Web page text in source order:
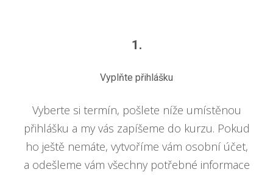
1.
Vyplňte přihlášku
Vyberte si termín, pošlete níže umístěnou
přihlášku a my vás zapíšeme do kurzu. Pokud
ho ještě nemáte, vytvoříme vám osobní účet,
a odešleme vám všechny potřebné informace